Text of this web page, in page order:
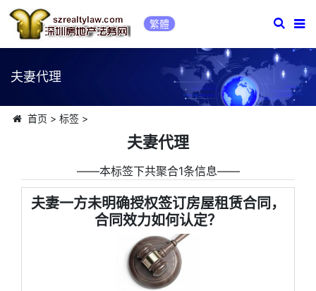
繁體
夫妻代理
首页 > 标签>
夫妻代理
――本标签下共聚合1条信息――
夫妻一方未明确授权签订房屋租赁合同，
合同效力如何认定？